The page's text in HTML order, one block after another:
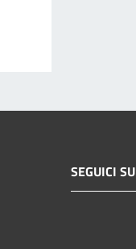
SEGUICI SU